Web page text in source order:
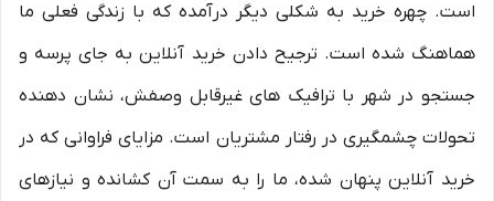
است. چهره خرید به شکلی دیگر درآمده که با زندگی فعلی ما
هماهنگ شده است. ترجیح دادن خرید آنلاین به جای پرسه و
جستجو در شهر با ترافیک های غیرقابل وصفش، نشان دهنده
تحولات چشمگیری در رفتار مشتریان است. مزایای فراوانی که در
خرید آنلاین پنهان شده، ما را به سمت آن کشانده و نیازهای